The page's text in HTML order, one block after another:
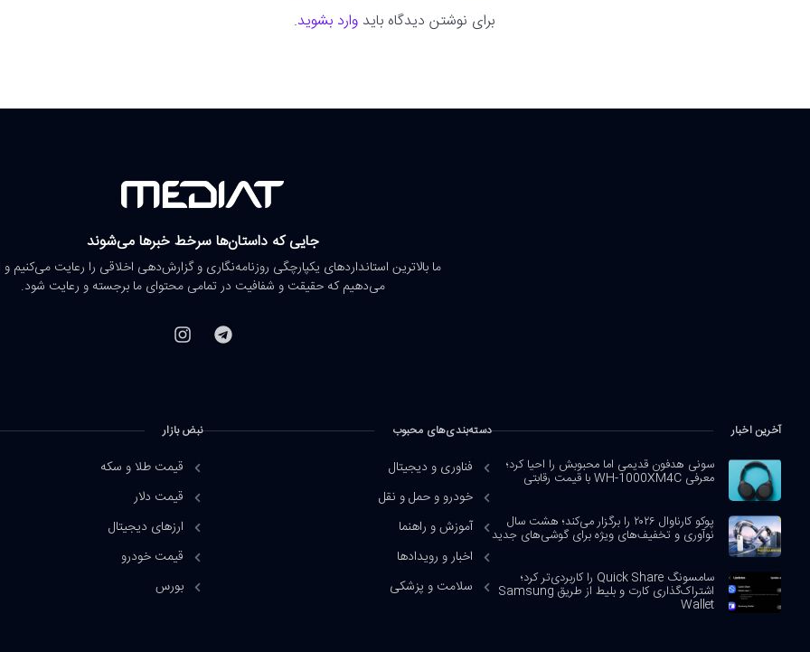
برای نوشتن دیدگاه بایدوارد بشوید.
جایی که داستان‌ها سرخط خبرها می‌شوند
ما بالاترین استانداردهای یکپارچگی روزنامه‌نگاری و گزارش‌دهی اخلاقی را رعایت می‌کنیم و
می‌دهیم که حقیقت و شفافیت در تمامی محتوای ما برجسته و رعایت شود.
آخرین اخبار
سونی هدفون قدیمی اما محبوبش را احیا کرد؛
معرفی WH-1000XM4C با قیمت رقابتی
پوکو کارناوال ۲۰۲۶ را برگزار می‌کند؛ هشت سال
نوآوری و تخفیف‌های ویژه برای گوشی‌های جدید
سامسونگ Quick Share را کاربردی‌تر کرد؛
اشتراک‌گذاری کارت و بلیط از طریق Samsung
Wallet
دسته‌بندی‌های محبوب
فناوری و دیجیتال
خودرو و حمل و نقل
آموزش و راهنما
اخبار و رویدادها
سلامت و پزشکی
نبض بازار
قیمت طلا و سکه
قیمت دلار
ارزهای دیجیتال
قیمت خودرو
بورس